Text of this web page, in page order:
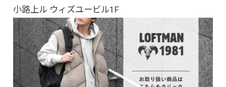
小路上ル ウィズユービル1F